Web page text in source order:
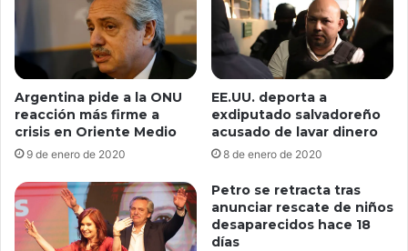
Argentina pide a la ONU
reacción más firme a
crisis en Oriente Medio
9 de enero de 2020
EE.UU. deporta a
exdiputado salvadoreño
acusado de lavar dinero
8 de enero de 2020
Petro se retracta tras
anunciar rescate de niños
desaparecidos hace 18
días